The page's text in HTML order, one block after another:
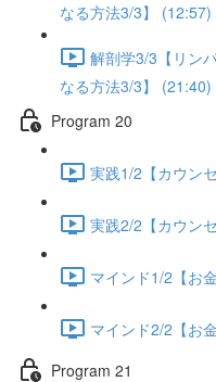
なる方法3/3】 (12:57)
解剖学3/3【リン
なる方法3/3】 (21:40)
Program 20
実践1/2【カウン
実践2/2【カウン
マインド1/2【お
マインド2/2【お
Program 21